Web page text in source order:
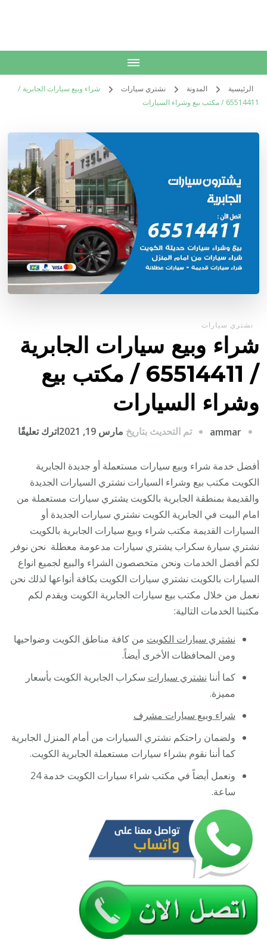
الرئيسية المدونة نشتري سيارات
شراء وبيع سيارات الجابرية /
65514411 / مكتب بيع وشراء السيارات
نشتري سيارات
شراء وبيع سيارات الجابرية
/ 65514411 / مكتب بيع
وشراء السيارات
ammar تم التحديث بتاريخ مارس 19, 2021 اترك تعليقًا
/
أفضل خدمة شراء وبيع سيارات مستعملة أو جديدة الجابرية
الكويت مكتب بيع وشراء السيارات نشتري السيارات الجديدة
والقديمة بمنطقة الجابرية بالكويت يشتري سيارات مستعملة من
امام البيت في الجابرية الكويت نشتري سيارات الجديدة أو
السيارات القديمة مكتب شراء وبيع سيارات الجابرية بالكويت
نشتري سيارة سكراب يشتري سيارات مدعومة معطلة نحن نوفر
لكم أفضل الخدمات ونحن متخصصون الشراء والبيع لجميع انواع
السيارات بالكويت نشتري سيارات الكويت بكافة أنواعها لذلك نحن
نعمل من خلال مكتب بيع سيارات الجابرية الكويت ويقدم لكم
مكتبنا الخدمات التالية:
نشتري سيارات الكويت من كافة مناطق الكويت وضواحيها
ومن المحافظات الأخرى أيضاً.
كما أننا نشتري سيارات سكراب الجابرية الكويت بأسعار
مميزة.
شراء وبيع سيارات مشرف
ولضمان راحتكم نشتري السيارات من أمام المنزل الجابرية
كما أننا نقوم بشراء سيارات مستعملة الجابرية الكويت.
ونعمل أيضاً في مكتب شراء سيارات الكويت خدمة 24
ساعة.